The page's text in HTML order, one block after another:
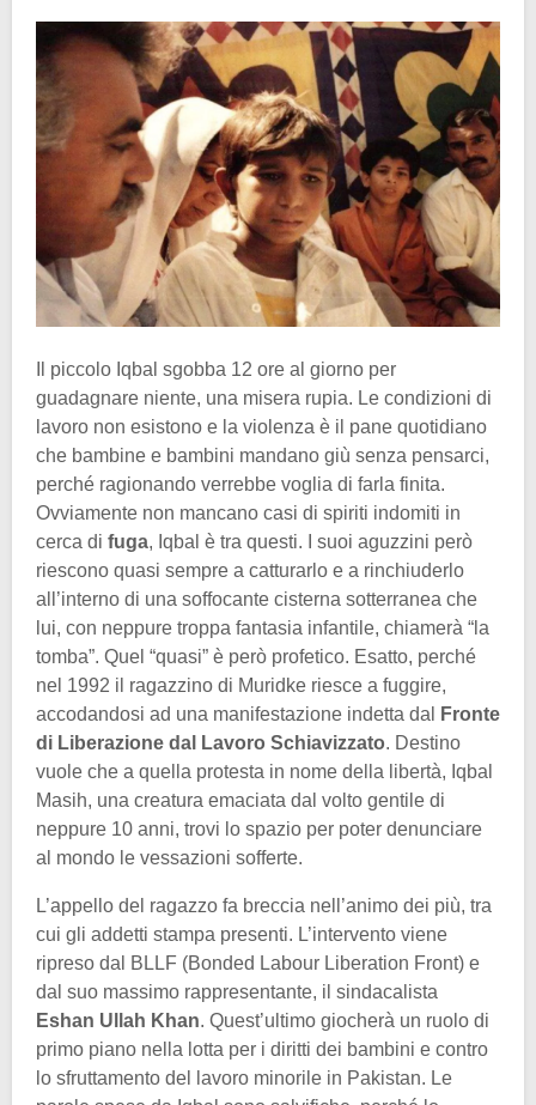
Il piccolo Iqbal sgobba 12 ore al giorno per
guadagnare niente, una misera rupia. Le condizioni di
lavoro non esistono e la violenza è il pane quotidiano
che bambine e bambini mandano giù senza pensarci,
perché ragionando verrebbe voglia di farla finita.
Ovviamente non mancano casi di spiriti indomiti in
cerca di fuga, Iqbal è tra questi. I suoi aguzzini però
riescono quasi sempre a catturarlo e a rinchiuderlo
all’interno di una soffocante cisterna sotterranea che
lui, con neppure troppa fantasia infantile, chiamerà “la
tomba”. Quel “quasi” è però profetico. Esatto, perché
nel 1992 il ragazzino di Muridke riesce a fuggire,
accodandosi ad una manifestazione indetta dal
Fronte
di Liberazione dal Lavoro Schiavizzato. Destino
vuole che a quella protesta in nome della libertà, Iqbal
Masih, una creatura emaciata dal volto gentile di
neppure 10 anni, trovi lo spazio per poter denunciare
al mondo le vessazioni sofferte.
L’appello del ragazzo fa breccia nell’animo dei più, tra
cui gli addetti stampa presenti. L’intervento viene
ripreso dal BLLF (Bonded Labour Liberation Front) e
dal suo massimo rappresentante, il sindacalista
Eshan Ullah Khan. Quest’ultimo giocherà un ruolo di
primo piano nella lotta per i diritti dei bambini e contro
lo sfruttamento del lavoro minorile in Pakistan. Le